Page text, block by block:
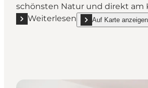
schönsten Natur und direkt am
Weiterlesen
Mehr erfahren "HotelAuf Karte anzeigen
show Hotel